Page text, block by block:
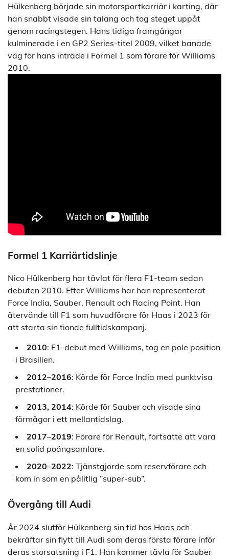
Hülkenberg började sin motorsportkarriär i karting, där
han snabbt visade sin talang och tog steget uppåt
genom racingstegen. Hans tidiga framgångar
kulminerade i en GP2 Series-titel 2009, vilket banade
väg för hans inträde i Formel 1 som förare för Williams
2010.
Formel 1 Karriärtidslinje
Nico Hülkenberg har tävlat för flera F1-team sedan
debuten 2010. Efter Williams har han representerat
Force India, Sauber, Renault och Racing Point. Han
återvände till F1 som huvudförare för Haas i 2023 för
att starta sin tionde fulltidskampanj.
2010: F1-debut med Williams, tog en pole position
i Brasilien.
2012–2016: Körde för Force India med punktvisa
prestationer.
2013, 2014: Körde för Sauber och visade sina
förmågor i ett mellantidslag.
2017–2019: Förare för Renault, fortsatte att vara
en solid poängsamlare.
2020–2022: Tjänstgjorde som reservförare och
kom in som en pålitlig ”super-sub”.
Övergång till Audi
År 2024 slutför Hülkenberg sin tid hos Haas och
bekräftar sin flytt till Audi som deras första förare inför
deras storsatsning i F1. Han kommer tävla för Sauber